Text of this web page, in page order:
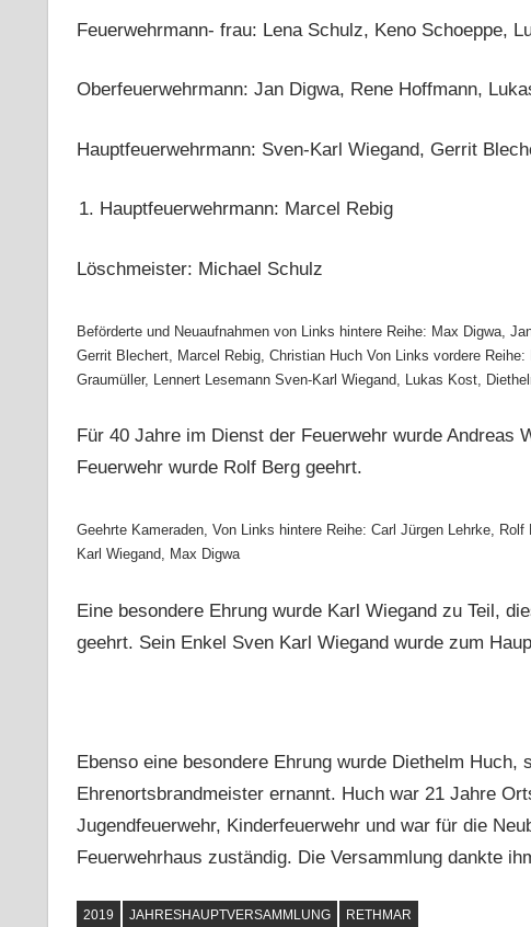
Feuerwehrmann- frau: Lena Schulz, Keno Schoeppe,
Oberfeuerwehrmann: Jan Digwa, Rene Hoffmann,
Hauptfeuerwehrmann: Sven-Karl Wiegand, Gerrit
Hauptfeuerwehrmann: Marcel Rebig
Löschmeister: Michael Schulz
Beförderte und Neuaufnahmen von Links hintere Reihe: Max Digwa,
Gerrit Blechert, Marcel Rebig, Christian Huch Von Links vordere
Graumüller, Lennert Lesemann Sven-Karl Wiegand, Lukas Kost,
Für 40 Jahre im Dienst der Feuerwehr wurde Andreas
Feuerwehr wurde Rolf Berg geehrt.
Geehrte Kameraden, Von Links hintere Reihe: Carl Jürgen Lehrke,
Karl Wiegand, Max Digwa
Eine besondere Ehrung wurde Karl Wiegand zu Teil,
geehrt. Sein Enkel Sven Karl Wiegand wurde zum
Ebenso eine besondere Ehrung wurde Diethelm
Ehrenortsbrandmeister ernannt. Huch war 21 Jahre
Jugendfeuerwehr, Kinderfeuerwehr und war für die
Feuerwehrhaus zuständig. Die Versammlung dankte
2019 JAHRESHAUPTVERSAMMLUNG RETHMAR